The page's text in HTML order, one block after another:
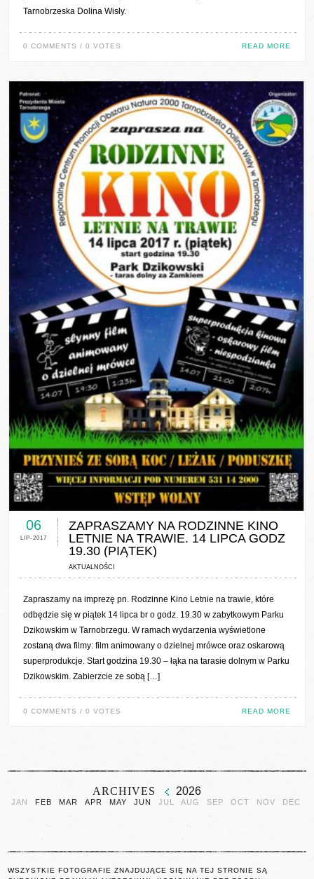
Tarnobrzeska Dolina Wisły.
0 COMMENTS / 0 VOTES READ MORE
0 COMMENTS / 0 VOTES
06
LIP-2017
ZAPRASZAMY NA RODZINNE KINO
LETNIE NA TRAWIE. 14 LIPCA GODZ
19.30 (PIĄTEK)
AKTUALNOŚCI
Zapraszamy na imprezę pn. Rodzinne Kino Letnie na trawie, które
odbędzie się w piątek 14 lipca br o godz. 19.30 w zabytkowym Parku
Dzikowskim w Tarnobrzegu. W ramach wydarzenia wyświetlone
zostaną dwa filmy: film animowany o dzielnej mrówce oraz oskarową
superprodukcje. Start godzina 19.30 – łąka na tarasie dolnym w Parku
Dzikowskim. Zabierzcie ze sobą […]
0 COMMENTS / 0 VOTES READ MORE
ARCHIVES 2026
JAN FEB MAR APR MAY JUN JUL AUG SEP OCT NOV DEC
WSZYSTKIE FOTOGRAFIE ZNAJDUJĄCE SIĘ NA TEJ STRONIE SĄ